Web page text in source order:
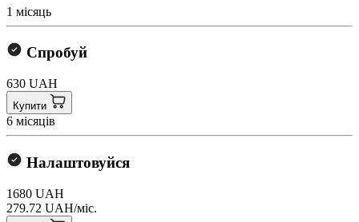
1 місяць
Спробуй
630 UAH
Купити
6 місяців
Налаштовуйся
1680 UAH
279.72 UAH/міс.